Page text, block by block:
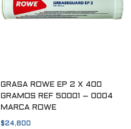
GRASA ROWE EP 2 X 400
GRAMOS REF 50001 – 0004
MARCA ROWE
$24,800